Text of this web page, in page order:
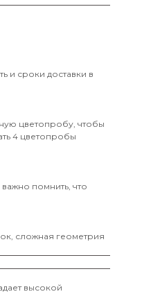
и сроки доставки в
цветопробу, чтобы
4 цветопробы
помнить, что
сложная геометрия
высокой